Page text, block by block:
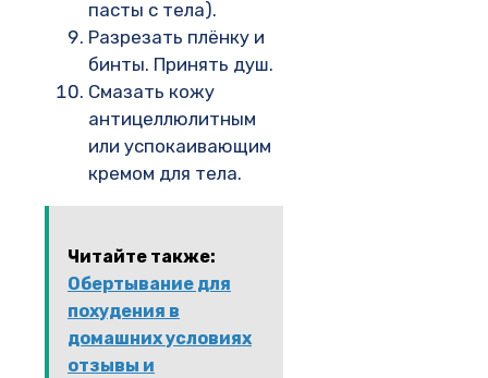
пасты с тела).
Разрезать плёнку и
бинты. Принять душ.
Смазать кожу
антицеллюлитным
или успокаивающим
кремом для тела.
Читайте также:
Обертывание для
похудения в
домашних условиях
отзывы и